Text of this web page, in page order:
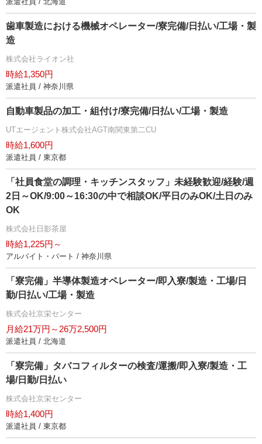
歯車製造における機械オペレーター/寮完備/日払い/工場・製
造
株式会社ライオン社
時給1,350円
派遣社員 / 神奈川県
自動車製品の加工・組付け/寮完備/日払い/工場・製造
UTエージェント株式会社AGT南関東第二CU
時給1,600円
派遣社員 / 東京都
「社員食堂の調理・キッチンスタッフ」未経験歓迎/経験/週
2日～OK/9:00～16:30の中で相談OK/平日のみOK/土日のみ
OK
株式会社日影茶屋
時給1,225円～
アルバイト・パート / 神奈川県
「寮完備」半導体製造オペレーター/即入寮/製造・工場/日
勤/日払い/工場・製造
株式会社京栄センター
月給21万円～26万2,500円
派遣社員 / 北海道
「寮完備」タバコフィルターの検査/運搬/即入寮/製造・工
場/日勤/日払い
株式会社京栄センター
時給1,400円
派遣社員 / 東京都